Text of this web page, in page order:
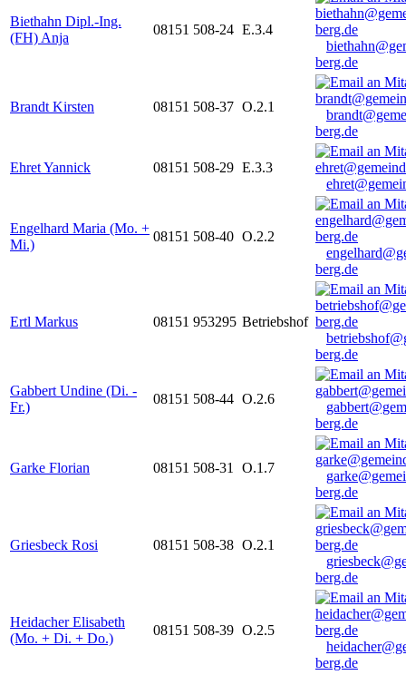
Biethahn Dipl.-Ing.
(FH) Anja
08151 508-24 E.3.4
berg.de
Brandt Kirsten 08151 508-37 O.2.1
berg.de
Ehret Yannick 08151 508-29 E.3.3
Engelhard Maria (Mo. +
Mi.)
08151 508-40 O.2.2
berg.de
Ertl Markus 08151 953295 Betriebshof
berg.de
Gabbert Undine (Di. -
Fr.)
08151 508-44 O.2.6
berg.de
Garke Florian 08151 508-31 O.1.7
berg.de
Griesbeck Rosi 08151 508-38 O.2.1
berg.de
Heidacher Elisabeth
(Mo. + Di. + Do.)
08151 508-39 O.2.5
berg.de